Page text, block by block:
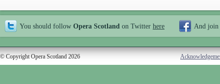
You should follow Opera Scotland on Twitter here And join
© Copyright Opera Scotland 2026